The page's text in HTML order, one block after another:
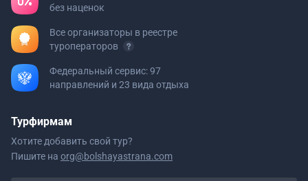
без наценок
Все организаторы в реестре
туроператоров
Федеральный сервис: 97
направлений и 23 вида отдыха
Турфирмам
Хотите добавить свой тур?
Пишите на org@bolshayastrana.com